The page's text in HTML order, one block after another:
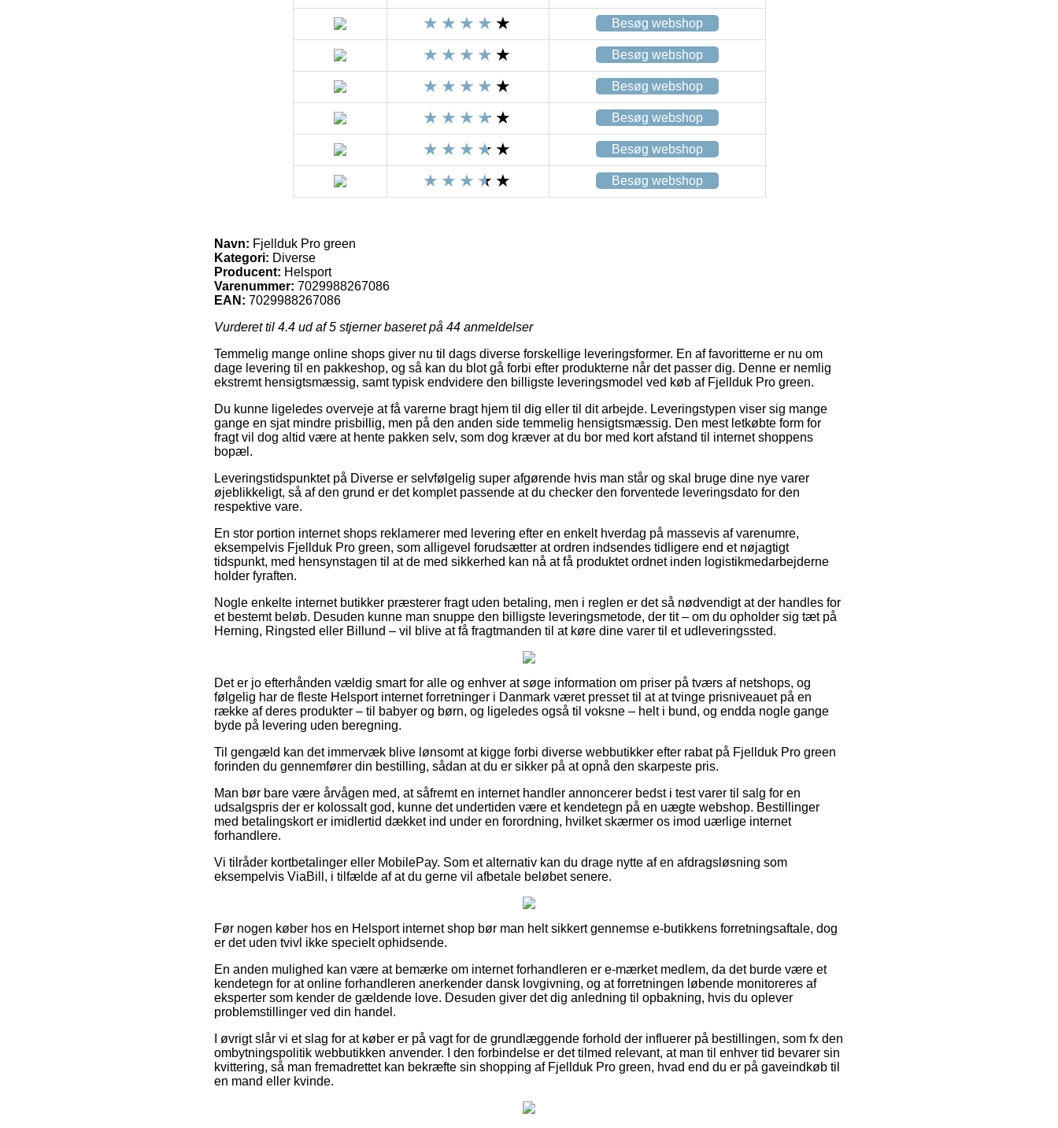
Besøg webshop
Besøg webshop
Besøg webshop
Besøg webshop
Besøg webshop
Besøg webshop
Navn: Fjellduk Pro green
Kategori: Diverse
Producent: Helsport
Varenummer: 7029988267086
EAN: 7029988267086
Vurderet til 4.4 ud af 5 stjerner baseret på 44 anmeldelser
Temmelig mange online shops giver nu til dags diverse forskellige leveringsformer. En af favoritterne er nu om
dage levering til en pakkeshop, og så kan du blot gå forbi efter produkterne når det passer dig. Denne er nemlig
ekstremt hensigtsmæssig, samt typisk endvidere den billigste leveringsmodel ved køb af Fjellduk Pro green.
Du kunne ligeledes overveje at få varerne bragt hjem til dig eller til dit arbejde. Leveringstypen viser sig mange
gange en sjat mindre prisbillig, men på den anden side temmelig hensigtsmæssig. Den mest letkøbte form for
fragt vil dog altid være at hente pakken selv, som dog kræver at du bor med kort afstand til internet shoppens
bopæl.
Leveringstidspunktet på Diverse er selvfølgelig super afgørende hvis man står og skal bruge dine nye varer
øjeblikkeligt, så af den grund er det komplet passende at du checker den forventede leveringsdato for den
respektive vare.
En stor portion internet shops reklamerer med levering efter en enkelt hverdag på massevis af varenumre,
eksempelvis Fjellduk Pro green, som alligevel forudsætter at ordren indsendes tidligere end et nøjagtigt
tidspunkt, med hensynstagen til at de med sikkerhed kan nå at få produktet ordnet inden logistikmedarbejderne
holder fyraften.
Nogle enkelte internet butikker præsterer fragt uden betaling, men i reglen er det så nødvendigt at der handles for
et bestemt beløb. Desuden kunne man snuppe den billigste leveringsmetode, der tit – om du opholder sig tæt på
Herning, Ringsted eller Billund – vil blive at få fragtmanden til at køre dine varer til et udleveringssted.
Det er jo efterhånden vældig smart for alle og enhver at søge information om priser på tværs af netshops, og
følgelig har de fleste Helsport internet forretninger i Danmark været presset til at at tvinge prisniveauet på en
række af deres produkter – til babyer og børn, og ligeledes også til voksne – helt i bund, og endda nogle gange
byde på levering uden beregning.
Til gengæld kan det immervæk blive lønsomt at kigge forbi diverse webbutikker efter rabat på Fjellduk Pro green
forinden du gennemfører din bestilling, sådan at du er sikker på at opnå den skarpeste pris.
Man bør bare være årvågen med, at såfremt en internet handler annoncerer bedst i test varer til salg for en
udsalgspris der er kolossalt god, kunne det undertiden være et kendetegn på en uægte webshop. Bestillinger
med betalingskort er imidlertid dækket ind under en forordning, hvilket skærmer os imod uærlige internet
forhandlere.
Vi tilråder kortbetalinger eller MobilePay. Som et alternativ kan du drage nytte af en afdragsløsning som
eksempelvis ViaBill, i tilfælde af at du gerne vil afbetale beløbet senere.
Før nogen køber hos en Helsport internet shop bør man helt sikkert gennemse e-butikkens forretningsaftale, dog
er det uden tvivl ikke specielt ophidsende.
En anden mulighed kan være at bemærke om internet forhandleren er e-mærket medlem, da det burde være et
kendetegn for at online forhandleren anerkender dansk lovgivning, og at forretningen løbende monitoreres af
eksperter som kender de gældende love. Desuden giver det dig anledning til opbakning, hvis du oplever
problemstillinger ved din handel.
I øvrigt slår vi et slag for at køber er på vagt for de grundlæggende forhold der influerer på bestillingen, som fx den
ombytningspolitik webbutikken anvender. I den forbindelse er det tilmed relevant, at man til enhver tid bevarer sin
kvittering, så man fremadrettet kan bekræfte sin shopping af Fjellduk Pro green, hvad end du er på gaveindkøb til
en mand eller kvinde.